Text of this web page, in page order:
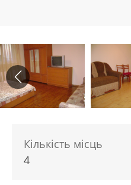
Кількість місць
4